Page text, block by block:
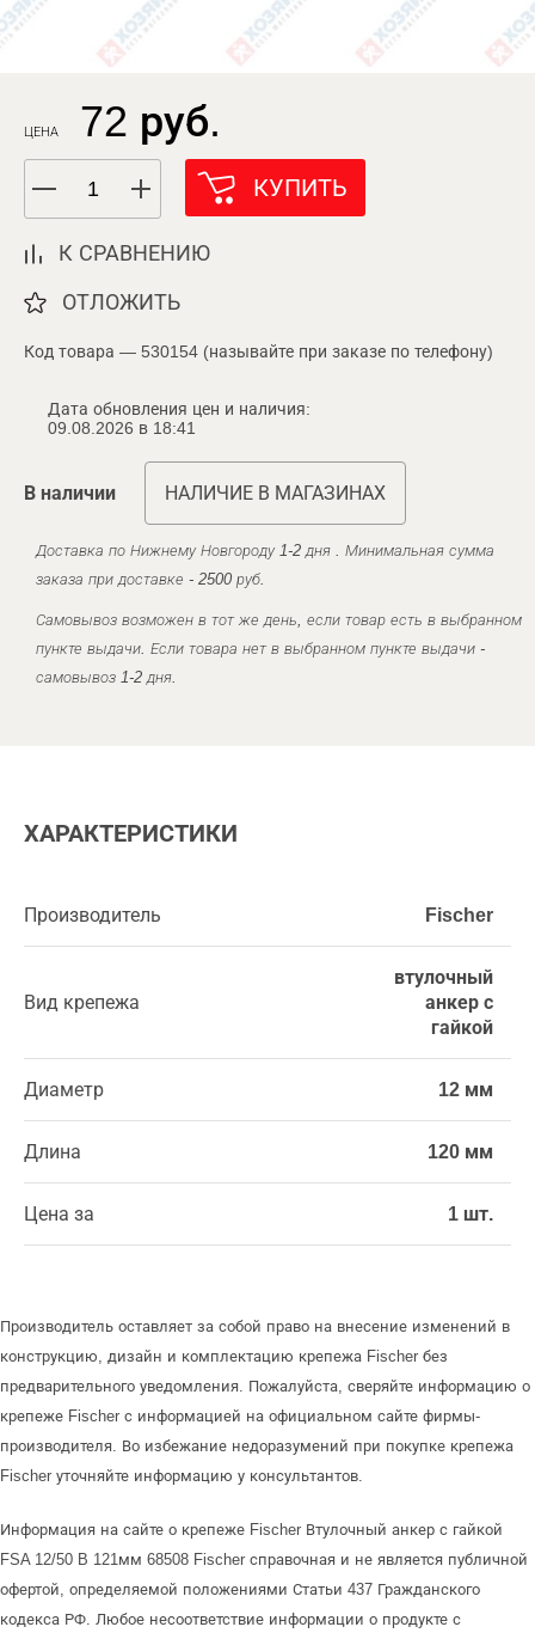
ЦЕНА 72 руб.
КУПИТЬ
К СРАВНЕНИЮ
ОТЛОЖИТЬ
Код товара — 530154 (называйте при заказе по телефону)
Дата обновления цен и наличия:
09.08.2026 в 18:41
В наличии НАЛИЧИЕ В МАГАЗИНАХ
Доставка по Нижнему Новгороду 1-2 дня . Минимальная сумма
заказа при доставке - 2500 руб.
Самовывоз возможен в тот же день, если товар есть в выбранном
пункте выдачи. Если товара нет в выбранном пункте выдачи -
самовывоз 1-2 дня.
ХАРАКТЕРИСТИКИ
Производитель Fischer
Вид крепежа
втулочный
анкер с
гайкой
Диаметр 12 мм
Длина 120 мм
Цена за 1 шт.
Производитель оставляет за собой право на внесение изменений в
конструкцию, дизайн и комплектацию крепежа Fischer без
предварительного уведомления. Пожалуйста, сверяйте информацию о
крепеже Fischer с информацией на официальном сайте фирмы-
производителя. Во избежание недоразумений при покупке крепежа
Fischer уточняйте информацию у консультантов.
Информация на сайте о крепеже Fischer Втулочный анкер с гайкой
FSA 12/50 B 121мм 68508 Fischer справочная и не является публичной
офертой, определяемой положениями Статьи 437 Гражданского
кодекса РФ. Любое несоответствие информации о продукте с